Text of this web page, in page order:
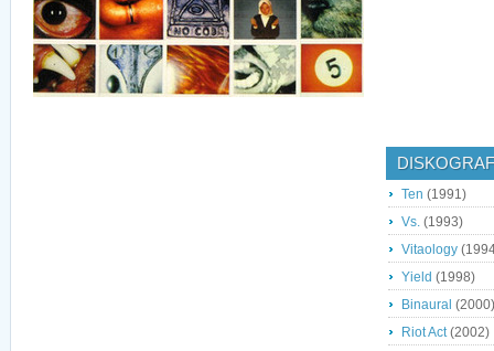
Ten (1991)
Vs. (1993)
Vitaology
Yield (1998)
Binaural (2000)
Riot Act(2002)